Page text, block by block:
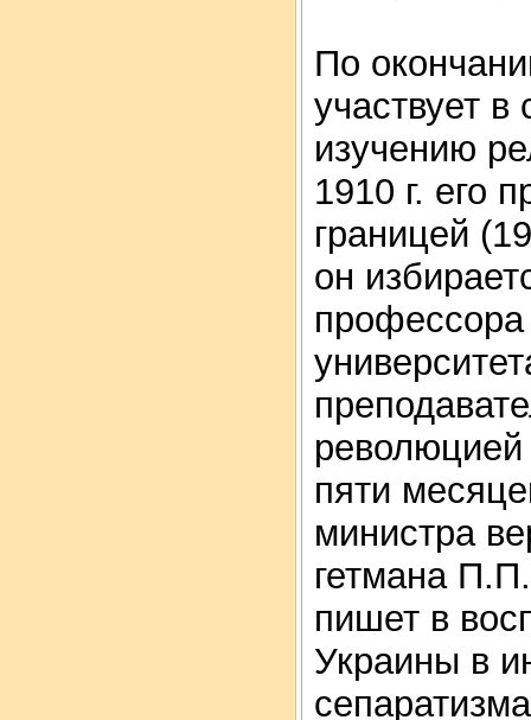
По
участвует
изучению
1910 г. его
границей
он
революцией
пяти
министра
гетмана
пишет в
Украины в